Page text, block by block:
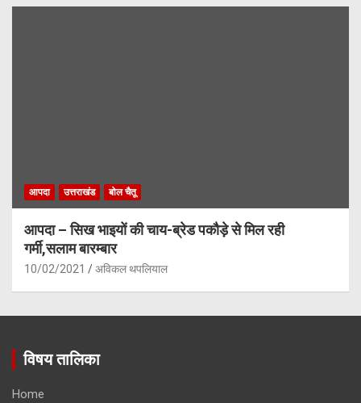
आपदा उत्तराखंड बोल चैतू
आपदा – सिख भाइयों की चाय-ब्रेड पकौड़े से मिल रही
गर्मी,सलाम बारम्बार
10/02/2021 अविकल थपलियाल
विषय तालिका
Home